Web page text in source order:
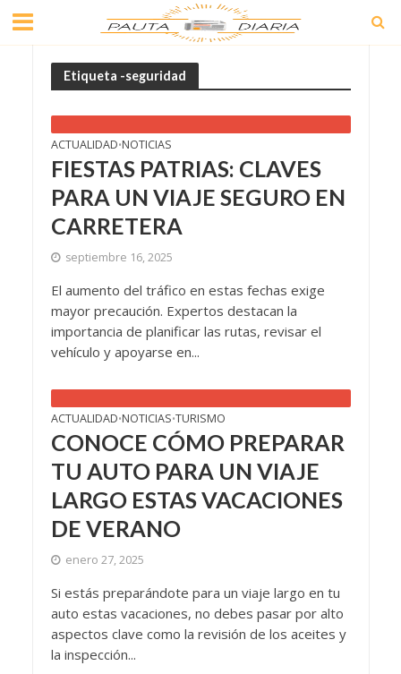
Etiqueta -seguridad
ACTUALIDAD•NOTICIAS
FIESTAS PATRIAS: CLAVES
PARA UN VIAJE SEGURO EN
CARRETERA
septiembre 16, 2025
El aumento del tráfico en estas fechas exige
mayor precaución. Expertos destacan la
importancia de planificar las rutas, revisar el
vehículo y apoyarse en...
ACTUALIDAD•NOTICIAS•TURISMO
CONOCE CÓMO PREPARAR
TU AUTO PARA UN VIAJE
LARGO ESTAS VACACIONES
DE VERANO
enero 27, 2025
Si estás preparándote para un viaje largo en tu
auto estas vacaciones, no debes pasar por alto
aspectos clave como la revisión de los aceites y
la inspección...